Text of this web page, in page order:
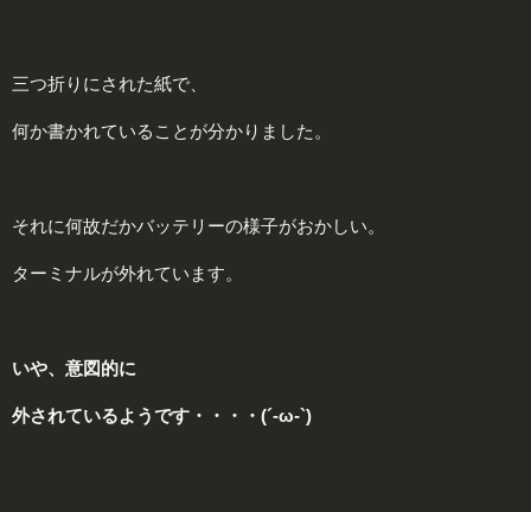
三つ折りにされた紙で、
何か書かれていることが分かりました。
それに何故だかバッテリーの様子がおかしい。
ターミナルが外れています。
いや、意図的に
外されているようです・・・・(´-ω-`)